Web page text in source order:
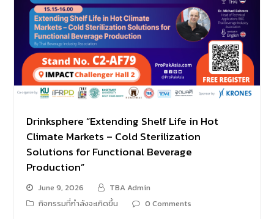
Drinksphere “Extending Shelf Life in Hot
Climate Markets – Cold Sterilization
Solutions for Functional Beverage
Production”
June 9, 2026
TBA Admin
กิจกรรมที่กำลังจะเกิดขึ้น
0 Comments